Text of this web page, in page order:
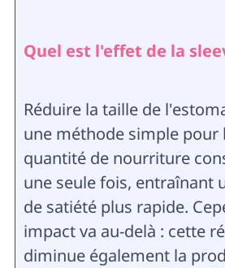
Quel est l'effet de la
Réduire la taille de
une méthode simple pour
quantité de nourriture
une seule fois, entraînant
de satiété plus rapide.
impact va au-delà : cette
diminue également la